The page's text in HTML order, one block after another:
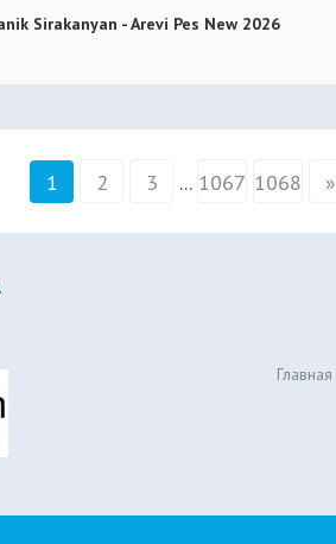
Sirakanyan - Arevi Pes New 2026
1 2 3 ... 1067 1068 »
Главная